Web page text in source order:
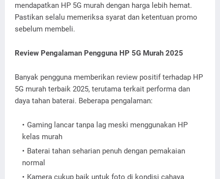
mendapatkan HP 5G murah dengan harga lebih hemat.
Pastikan selalu memeriksa syarat dan ketentuan promo
sebelum membeli.
Review Pengalaman Pengguna HP 5G Murah 2025
Banyak pengguna memberikan review positif terhadap HP
5G murah terbaik 2025, terutama terkait performa dan
daya tahan baterai. Beberapa pengalaman:
Gaming lancar tanpa lag meski menggunakan HP
kelas murah
Baterai tahan seharian penuh dengan pemakaian
normal
Kamera cukup baik untuk foto di kondisi cahaya